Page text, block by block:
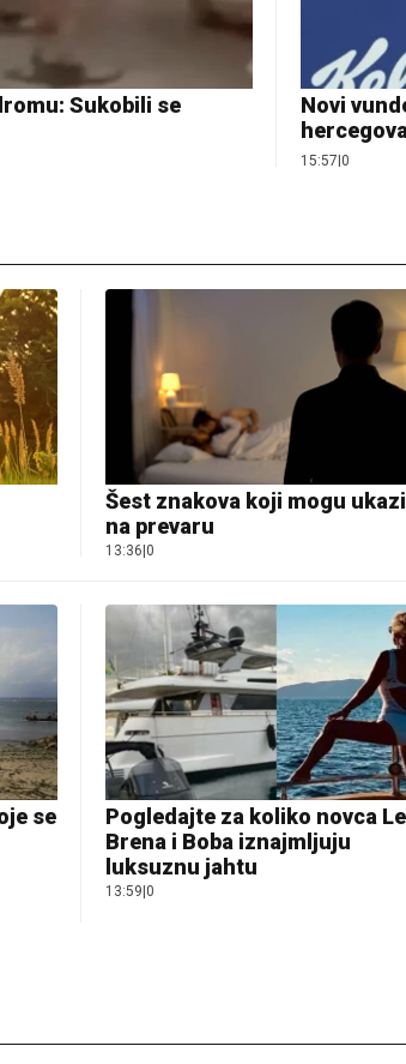
Sukobili se
Novi
15:57 0
Šest znakova koji mogu
na prevaru
13:36 0
se
Pogledajte za koliko novca
Brena i Boba iznajmljuju
luksuznu jahtu
13:59 0